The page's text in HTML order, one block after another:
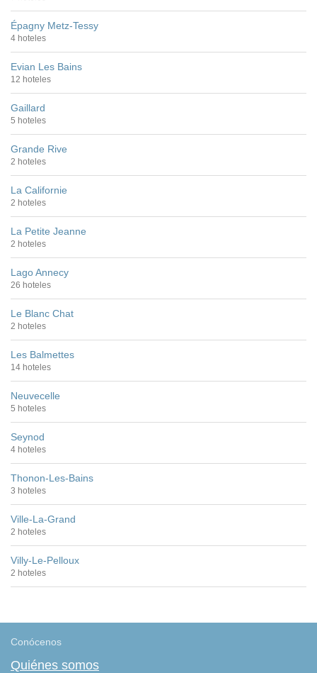
Épagny Metz-Tessy
4 hoteles
Evian Les Bains
12 hoteles
Gaillard
5 hoteles
Grande Rive
2 hoteles
La Californie
2 hoteles
La Petite Jeanne
2 hoteles
Lago Annecy
26 hoteles
Le Blanc Chat
2 hoteles
Les Balmettes
14 hoteles
Neuvecelle
5 hoteles
Seynod
4 hoteles
Thonon-Les-Bains
3 hoteles
Ville-La-Grand
2 hoteles
Villy-Le-Pelloux
2 hoteles
Conócenos
Quiénes somos